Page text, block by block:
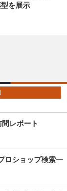
を展示
レポート
ショップ検索一